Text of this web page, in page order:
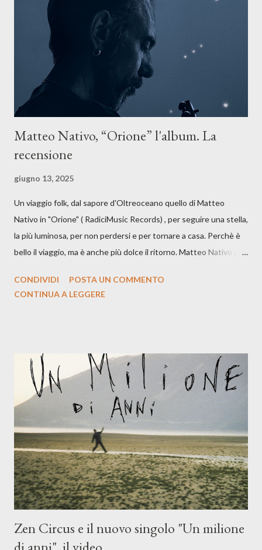
forma di assoluzione, nel vivere e nel suonare, nel trovare respiro
anche quando l’aria sembra farsi più densa. Il brano è anche una
dichiarazione d’intenti: Cico Messina apre il suo nuovo percorso
artistico con una composizi...
Matteo Nativo, “Orione” l'album. La
recensione
giugno 13, 2025
Un viaggio folk, dal sapore d'Oltreoceano quello di Matteo
Nativo in "Orione" ( RadiciMusic Records) , per seguire una stella,
la più luminosa, per non perdersi e per tornare a casa. Perchè è
bello il viaggio, ma è anche più dolce il ritorno. Matteo Nativo per
indubbiamente matura e consapevole oltre che con ottimi
Dicevamo. Ed è da qui che il nostro inizia questo concept
musicale, con " Che ora è" , raccontando la separazione dalla
moglie, del senso di sconfitta e del caldo afoso che opprime,
giusta condizione di sopraffazione: "Non so che ora è, che giorno
è, di questa estate che...". E' raro fare uscire come singolo una
cover, ma...
CONDIVIDI
POSTA UN COMMENTO
CONTINUA A LEGGERE
Zen Circus e il nuovo singolo "Un milione